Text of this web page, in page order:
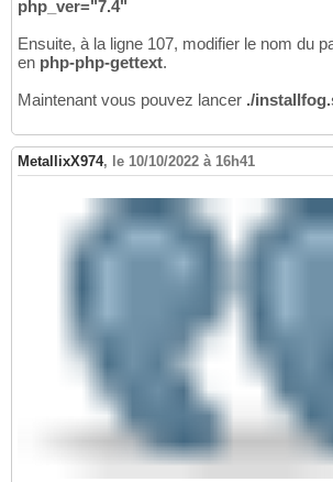
php_ver="7.4"
Ensuite, à la ligne 107, modifier le nom du
en php-php-gettext.
Maintenant vous pouvez lancer ./
MetallixX974, le 10/10/2022 à 16h41